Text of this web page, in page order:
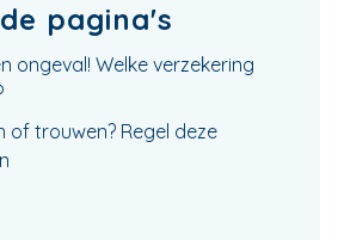
pagina's
ongeval! Welke verzekering
of trouwen? Regel deze